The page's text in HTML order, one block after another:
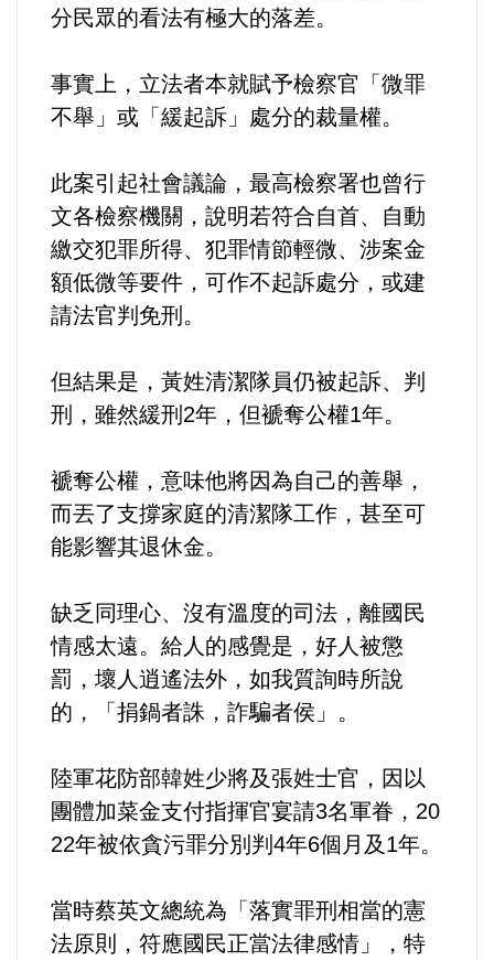
法制/司法/監督
防災/救災
國安/國防/外交
自然/地理/景觀/地球
都市發展與都市建設
選舉/民調
觀光旅遊
生物科技
出版（影音/圖書/雜誌）
文化資產/文物保護
旅館/民宿
分民眾的看法有極大的落差。
事實上，立法者本就賦予檢察官「微罪
不舉」或「緩起訴」處分的裁量權。
此案引起社會議論，最高檢察署也曾行
文各檢察機關，說明若符合自首、自動
繳交犯罪所得、犯罪情節輕微、涉案金
額低微等要件，可作不起訴處分，或建
請法官判免刑。
但結果是，黃姓清潔隊員仍被起訴、判
刑，雖然緩刑2年，但褫奪公權1年。
褫奪公權，意味他將因為自己的善舉，
而丟了支撐家庭的清潔隊工作，甚至可
能影響其退休金。
缺乏同理心、沒有溫度的司法，離國民
情感太遠。給人的感覺是，好人被懲
罰，壞人逍遙法外，如我質詢時所說
的，「捐鍋者誅，詐騙者侯」。
陸軍花防部韓姓少將及張姓士官，因以
團體加菜金支付指揮官宴請3名軍眷，20
22年被依貪污罪分別判4年6個月及1年。
當時蔡英文總統為「落實罪刑相當的憲
法原則，符應國民正當法律感情」，特